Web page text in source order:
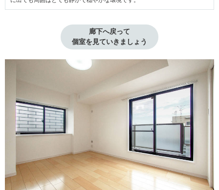
廊下へ戻って
個室を見ていきましょう